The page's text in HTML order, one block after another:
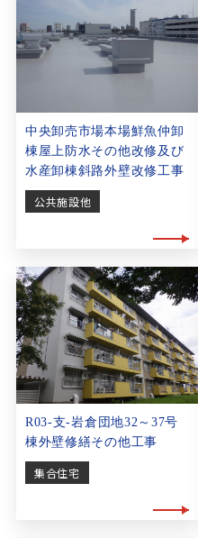
中央卸売市場本場鮮魚仲卸
棟屋上防水その他改修及び
水産卸棟斜路外壁改修工事
公共施設他
R03-支-岩倉団地32～37号
棟外壁修繕その他工事
集合住宅